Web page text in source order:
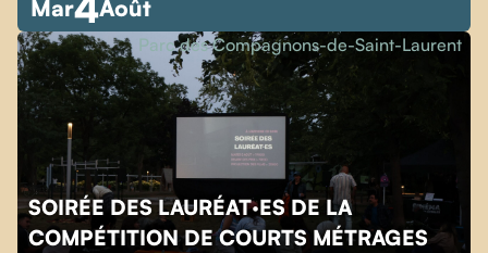
Mar Août
SOIRÉE DES LAURÉAT·ES DE LA
COMPÉTITION DE COURTS MÉTRAGES
Parc des Compagnons-de-Saint-Laurent